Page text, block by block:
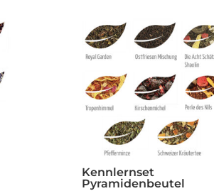
Kennlernset
Pyramidenbeutel